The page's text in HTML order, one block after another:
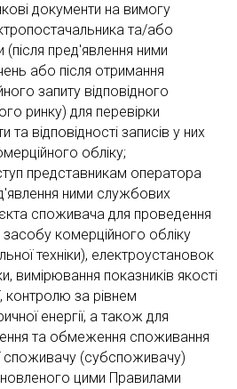
документи на вимогу
та/або
пред'явлення ними
або після отримання
запиту відповідного
ринку) для перевірки
та відповідності записів у них
обліку;
представникам оператора
ними службових
споживача для проведення
засобу комерційного обліку
техніки), електроустановок
вимірювання показників якості
контролю за рівнем
енергії, а також для
та обмеження споживання
споживачу (субспоживачу)
цими Правилами